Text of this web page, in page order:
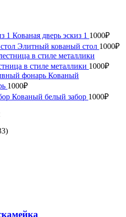
Кованая дверь эскиз 1 1000₽
Элитный кованый стол 1000₽
в стиле металлики 1000₽
Кованый
1000₽
Кованый белый забор 1000₽